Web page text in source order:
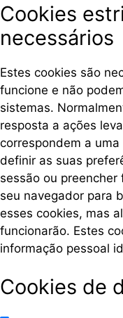
Cookies
necessários
Estes cookies são
funcione e não
sistemas.
resposta a ações
correspondem a
definir as suas
sessão ou
seu navegador para
esses cookies, mas
funcionarão. Estes
informação pessoal
Cookies de